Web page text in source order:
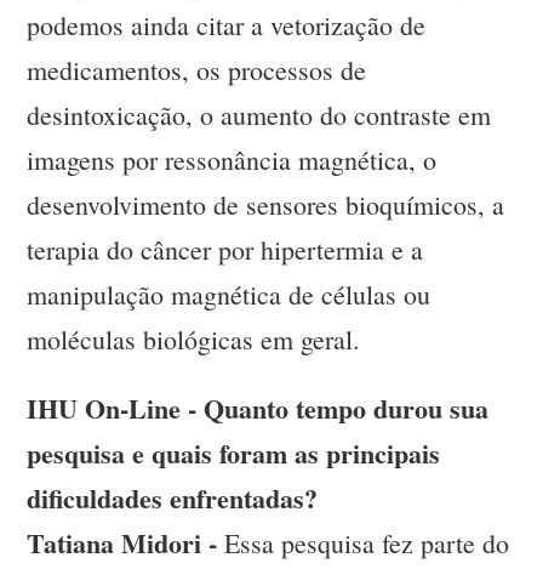
podemos ainda citar a vetorização de
medicamentos, os processos de
desintoxicação, o aumento do contraste em
imagens por ressonância magnética, o
desenvolvimento de sensores bioquímicos, a
terapia do câncer por hipertermia e a
manipulação magnética de células ou
moléculas biológicas em geral.
IHU On-Line - Quanto tempo durou sua
pesquisa e quais foram as principais
dificuldades enfrentadas?
Tatiana Midori - Essa pesquisa fez parte do